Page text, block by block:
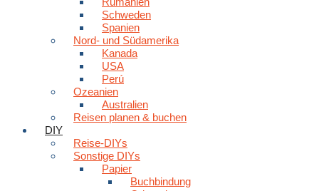
Schweden
Spanien
Nord- und Südamerika
Kanada
USA
Perú
Ozeanien
Australien
Reisen planen & buchen
DIY
Reise-DIYs
Sonstige DIYs
Papier
Buchbindung